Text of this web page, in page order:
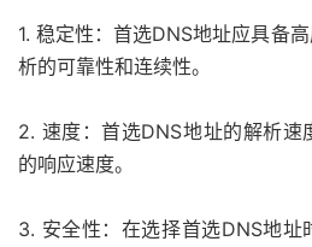
1. 稳定性：首选DNS地址应具备
析的可靠性和连续性。
2. 速度：首选DNS地址的解析速
的响应速度。
3. 安全性：在选择首选DNS地址